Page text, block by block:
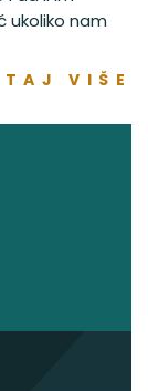
ukoliko nam
VIŠE